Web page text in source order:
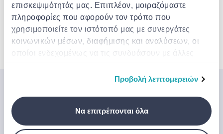
επισκεψιμότητάς μας. Επιπλέον, μοιραζόμαστε
πληροφορίες που αφορούν τον τρόπο που
χρησιμοποιείτε τον ιστότοπό μας με συνεργάτες
κοινωνικών μέσων, διαφήμισης και αναλύσεων, οι
οποίοι ενδεχομένως να τις συνδυάσουν με άλλες
πληροφορίες που τους έχετε παραχωρήσει ή τις
οποίες έχουν συλλέξει σε σχέση με την από μέρους
Προβολή λεπτομερειών
Να επιτρέπονται όλα
Περιγραφή
Χαρακτηριστικά
Μπες στον κόσμο της
Jinius
Εάν θέλετε να αποκτήσετε έγκαιρη πρόσβαση σε